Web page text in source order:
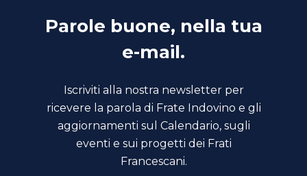
Parole buone, nella tua
e-mail.
Iscriviti alla nostra newsletter per
ricevere la parola di Frate Indovino e gli
aggiornamenti sul Calendario, sugli
eventi e sui progetti dei Frati
Francescani.